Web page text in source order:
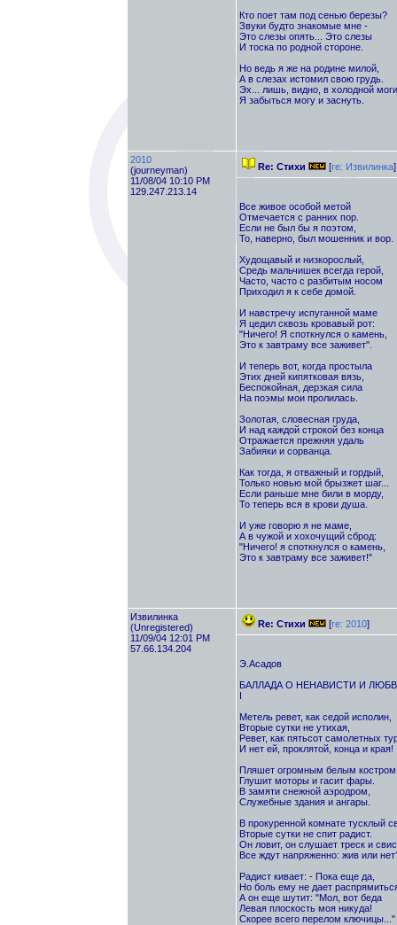
Кто поет там под сенью березы?
Звуки будто знакомые мне -
Это слезы опять... Это слезы
И тоска по родной стороне.
Но ведь я же на родине милой,
А в слезах истомил свою грудь.
Эх... лишь, видно, в холодной
Я забыться могу и заснуть.
2010
(journeyman)
11/08/04 10:10 PM
129.247.213.14
Re: Стихи [re: Извилинка]
Все живое особой метой
Отмечается с ранних пор.
Если не был бы я поэтом,
То, наверно, был мошенник и вор.
Худощавый и низкорослый,
Средь мальчишек всегда герой,
Часто, часто с разбитым носом
Приходил я к себе домой.
И навстречу испуганной маме
Я цедил сквозь кровавый рот:
"Ничего! Я споткнулся о камень,
Это к завтраму все заживет".
И теперь вот, когда простыла
Этих дней кипятковая вязь,
Беспокойная, дерзкая сила
На поэмы мои пролилась.
Золотая, словесная груда,
И над каждой строкой без конца
Отражается прежняя удаль
Забияки и сорванца.
Как тогда, я отважный и гордый,
Только новью мой брызжет шаг...
Если раньше мне били в морду,
То теперь вся в крови душа.
И уже говорю я не маме,
А в чужой и хохочущий сброд:
"Ничего! я споткнулся о камень,
Это к завтраму все заживет!"
Извилинка
(Unregistered)
11/09/04 12:01 PM
57.66.134.204
Re: Стихи [re: 2010]
Э.Асадов
БАЛЛАДА О НЕНАВИСТИ И
I
Метель ревет, как седой исполин,
Вторые сутки не утихая,
Ревет, как пятьсот самолетных
И нет ей, проклятой, конца и края!
Пляшет огромным белым
Глушит моторы и гасит фары.
В замяти снежной аэродром,
Служебные здания и ангары.
В прокуренной комнате тусклый
Вторые сутки не спит радист.
Он ловит, он слушает треск и
Все ждут напряженно: жив или
Радист кивает: - Пока еще да,
Но боль ему не дает
А он еще шутит: "Мол, вот беда
Левая плоскость моя никуда!
Скорее всего перелом ключицы..."